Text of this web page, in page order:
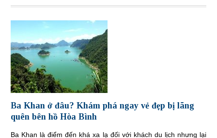
Ba Khan ở đâu? Khám phá ngay vẻ đẹp bị lãng
quên bên hồ Hòa Bình
Ba Khan là điểm đến khá xa lạ đối với khách du lịch nhưng lại